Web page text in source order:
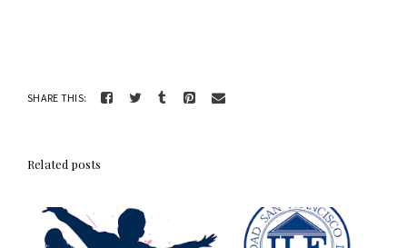
SHARE THIS:
Related posts